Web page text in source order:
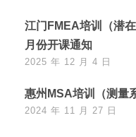
江门FMEA培训（潜
月份开课通知
2025 年 12 月 4 日
惠州MSA培训（测量
2024 年 11 月 27 日